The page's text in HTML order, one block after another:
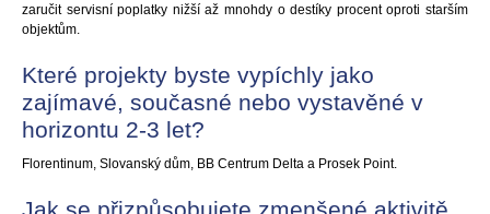
zaručit servisní poplatky nižší až mnohdy o destíky procent oproti starším
objektům.
Které projekty byste vypíchly jako
zajímavé, současné nebo vystavěné v
horizontu 2-3 let?
Florentinum, Slovanský dům, BB Centrum Delta a Prosek Point.
Jak se přizpůsobujete zmenšené aktivitě